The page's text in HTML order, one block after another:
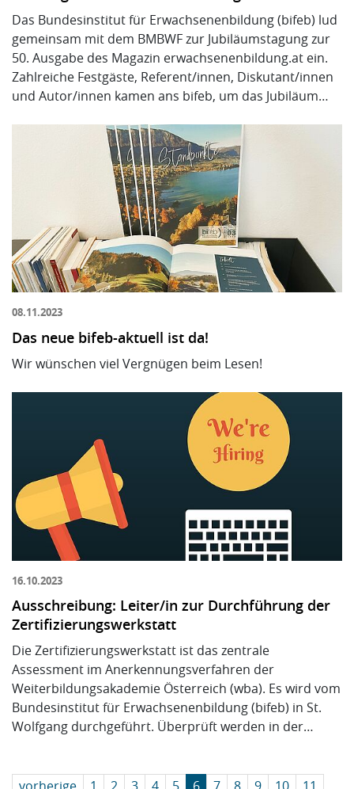
Das Bundesinstitut für Erwachsenenbildung (bifeb) lud
gemeinsam mit dem BMBWF zur Jubiläumstagung zur
50. Ausgabe des Magazin erwachsenenbildung.at ein.
Zahlreiche Festgäste, Referent/innen, Diskutant/innen
und Autor/innen kamen ans bifeb, um das Jubiläum…
08.11.2023
Das neue bifeb-aktuell ist da!
Wir wünschen viel Vergnügen beim Lesen!
16.10.2023
Ausschreibung: Leiter/in zur Durchführung der
Zertifizierungswerkstatt
Die Zertifizierungswerkstatt ist das zentrale
Assessment im Anerkennungsverfahren der
Weiterbildungsakademie Österreich (wba). Es wird vom
Bundesinstitut für Erwachsenenbildung (bifeb) in St.
Wolfgang durchgeführt. Überprüft werden in der…